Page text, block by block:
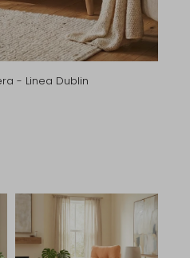
- Linea Dublin